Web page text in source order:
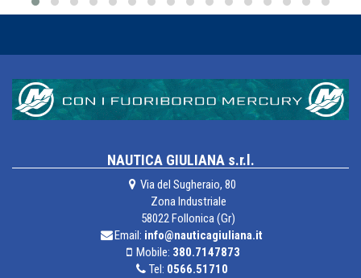
NAUTICA GIULIANA s.r.l.
Via del Sugheraio, 80
Zona Industriale
58022 Follonica (Gr)
Email: info@nauticagiuliana.it
Mobile: 380.7147873
Tel: 0566.51710